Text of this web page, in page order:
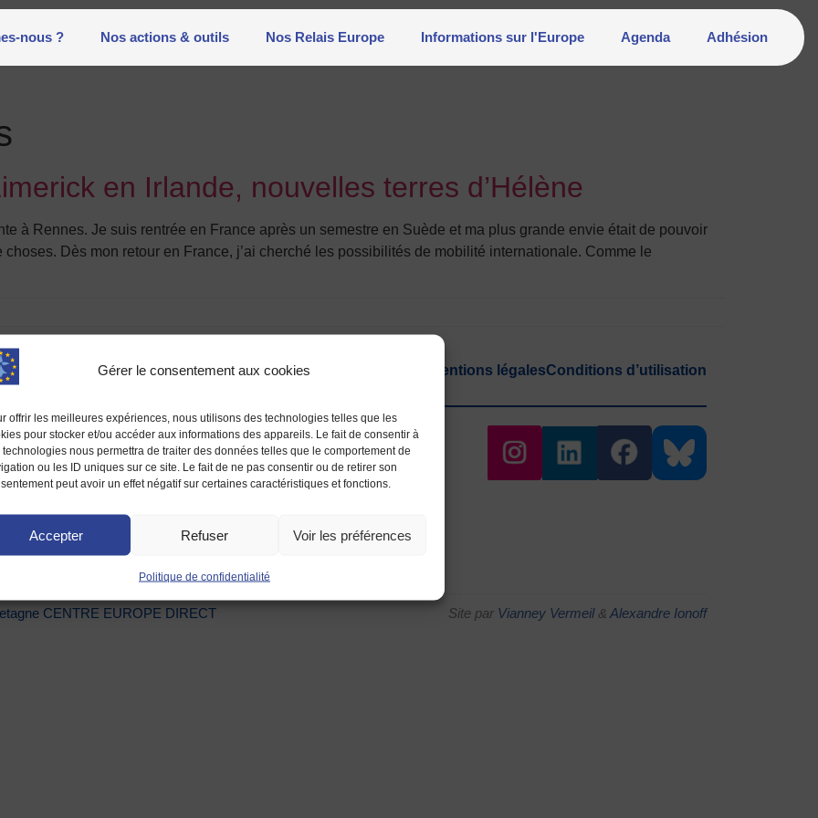
Gérer le consentement aux cookies
offrir les meilleures expériences, nous utilisons des technologies telles que les
pour stocker et/ou accéder aux informations des appareils. Le fait de consentir à
technologies nous permettra de traiter des données telles que le comportement de
ou les ID uniques sur ce site. Le fait de ne pas consentir ou de retirer son
peut avoir un effet négatif sur certaines caractéristiques et fonctions.
Accepter Refuser Voir les préférences
Politique de confidentialité
nous ? Nos actions & outils Nos Relais Europe Informations sur l'Europe Agenda Adhésion
en Irlande, nouvelles terres d’Hélène
à Rennes. Je suis rentrée en France après un semestre en Suède et ma plus grande envie était de pouvoir
Dès mon retour en France, j’ai cherché les possibilités de mobilité internationale. Comme le
Contact Mentions légalesConditions d’utilisation
– CENTRE EUROPE DIRECT
à 13h00 et de 14h00 à 17h00
CENTRE EUROPE DIRECT Site par Vianney Vermeil& Alexandre Ionoff